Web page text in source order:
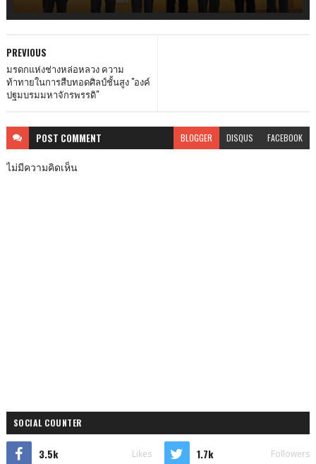
PREVIOUS
มรดกแห่งช่างหล่อหลวง ความ
ท้าทายในการสืบทอดศิลป์ชั้นสูง "องค์
ปฐมบรมมหาจักรพรรดิ"
POST COMMENT BLOGGER DISQUS FACEBOOK
ไม่มีความคิดเห็น
SOCIAL COUNTER
3.5k Likes 1.7k Followers